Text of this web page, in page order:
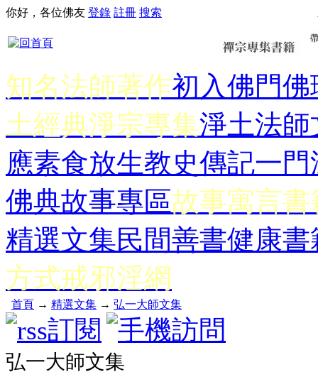
你好，各位佛友 登錄 註冊 搜索
知名法師著作初入佛門佛
土經典淨宗專集淨土法師
應素食放生教史傳記一門
佛典故事專區故事寓言書
精選文集民間善書健康書
方式戒邪淫網
首頁 → 精選文集 → 弘一大師文集
弘一大師文集